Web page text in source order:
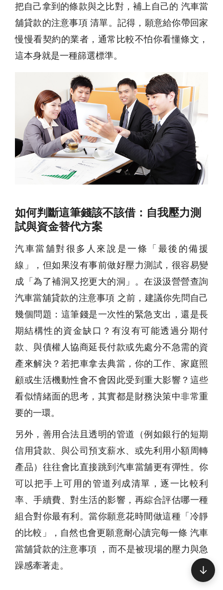
把自己拿到的條款與之比對，補上自己的 汽車當
舖貸款的注意事項 清單。記得，願意給你帶回家
慢慢看契約的業者，通常比較不怕你看懂條文，
這本身就是一種篩選標準。
如何判斷這筆錢該不該借：自我壓力測
試與資金替代方案
汽車當舖對很多人來說是一條「最後的備援
線」，但如果沒有事前做好壓力測試，很容易變
成「為了補洞又挖更大的洞」。在汲汲營營查詢
汽車當舖貸款的注意事項 之前，建議你先問自己
幾個問題：這筆錢是一次性的緊急支出，還是長
期結構性的資金缺口？有沒有可能透過分期付
款、與債權人協商延長付款或先處分不急需的資
產來解決？若把車拿去典當，你的工作、家庭照
顧或生活機動性會不會因此受到重大影響？這些
看似情緒面的思考，其實都是財務決策中非常重
要的一環。
另外，善用合法且透明的管道（例如銀行的短期
信用貸款、與公司預支薪水、或先利用小額周轉
產品）往往會比直接跳到汽車當舖更有彈性。你
可以把手上可用的管道列成清單，逐一比較利
率、手續費、對生活的影響，再綜合評估哪一種
組合對你最有利。當你願意花時間做這種「冷靜
的比較」，自然也會更願意耐心讀完每一條 汽車
當舖貸款的注意事項 ，而不是被現場的壓力與急
躁感牽著走。
↓